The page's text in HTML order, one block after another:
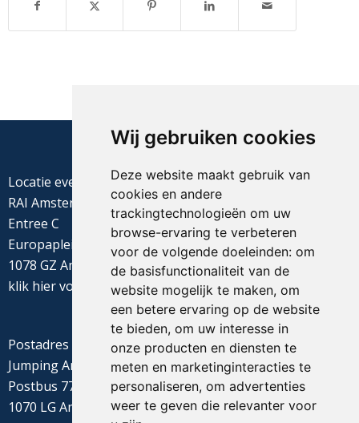
Wij gebruiken cookies
Deze website maakt gebruik van
cookies en andere
trackingtechnologieën om uw
browse-ervaring te verbeteren
voor de volgende doeleinden: om
de basisfunctionaliteit van de
website mogelijk te maken, om
een betere ervaring op de website
te bieden, om uw interesse in
onze producten en diensten te
meten en marketinginteracties te
personaliseren, om advertenties
weer te geven die relevanter voor
Locatie evenement
RAI Amsterdam
Entree C
Europaplein 22
1078 GZ Amsterdam
klik hiervoor de routebeschrijving
Postadres
Jumping Amsterdam
Postbus 77655
1070 LG Amsterdam